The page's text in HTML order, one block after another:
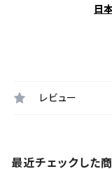
日
レビュー
最近チェックした